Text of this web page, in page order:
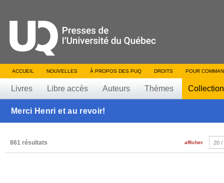
ACCUEIL NOUVELLES À PROPOS DES PUQ DROITS POUR
Livres Libre accès Auteurs Thèmes
Merci Henri et au revoir!
861 résultats afficher 20 /